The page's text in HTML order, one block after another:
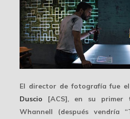
El director de fotografía fue
Duscio [ACS], en su primer
Whannell (después vendría